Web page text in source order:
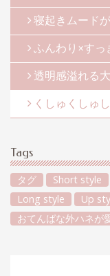
寝起きムード
ふんわり×すっ
透明感溢れる
くしゅくしゅ
Tags
タグ Short style
Long style
Up
おてんばな外ハネが